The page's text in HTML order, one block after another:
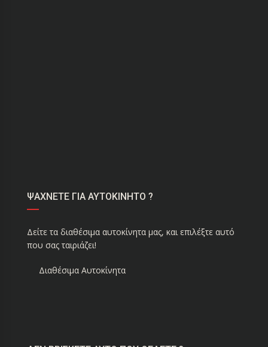
ΨΑΧΝΕΤΕ ΓΙΑ ΑΥΤΟΚΙΝΗΤΟ ?
Δείτε τα διαθέσιμα αυτοκίνητα μας, και επιλέξτε αυτό
που σας ταιριάζει!
Διαθέσιμα Αυτοκίνητα